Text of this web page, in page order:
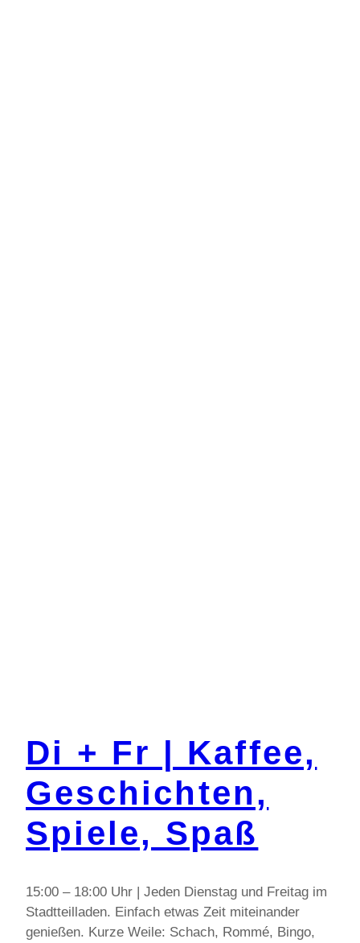
Di + Fr | Kaffee,
Geschichten,
Spiele, Spaß
15:00 – 18:00 Uhr | Jeden Dienstag und Freitag im
Stadtteilladen. Einfach etwas Zeit miteinander
genießen. Kurze Weile: Schach, Rommé, Bingo,